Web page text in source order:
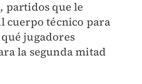
partidos que le
cuerpo técnico para
jugadores
la segunda mitad